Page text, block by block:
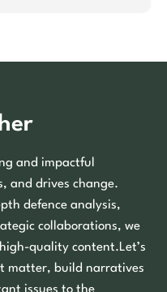
and impactful
and drives change.
defence analysis,
collaborations, we
quality content.Let’s
matter, build narratives
issues to the